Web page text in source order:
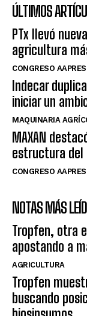
ÚLTIMOS
PTx llevó
agricultura
CONGRESO
Indecar
iniciar un
MAQUINARIA
MAXAN
estructura del
CONGRESO
NOTAS MÁS
Tropfen, otra
apostando a
AGRICULTURA
Tropfen
buscando